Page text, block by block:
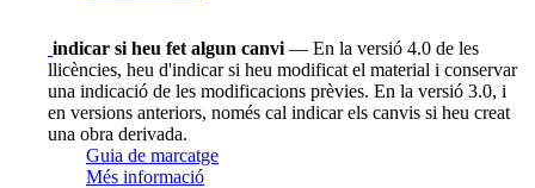
indicar si heu fet algun canvi — En la versió 4.0 de les
llicències, heu d'indicar si heu modificat el material i conservar
una indicació de les modificacions prèvies. En la versió 3.0, i
en versions anteriors, només cal indicar els canvis si heu creat
una obra derivada.
Guia de marcatge
Més informació